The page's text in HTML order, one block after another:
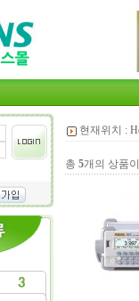
현재위치 :
총 5개의 상품